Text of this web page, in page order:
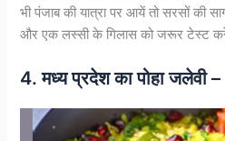
भी पंजाब की यात्रा पर आयें तो सरसों की
और एक लस्सी के गिलास को जरूर टेस्ट
4. मध्य प्रदेश का पोहा जलेवी